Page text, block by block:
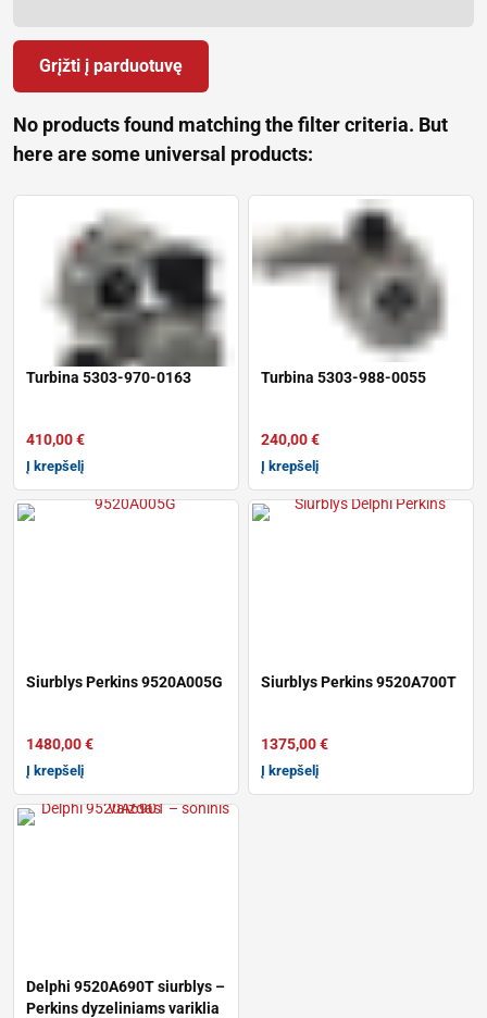
Grįžti į parduotuvę
No products found matching the filter criteria. But
here are some universal products:
Turbina 5303-970-0163
410,00€
Į krepšelį
Turbina 5303-988-0055
240,00€
Į krepšelį
Siurblys Perkins 9520A005G
1480,00€
Į krepšelį
Siurblys Perkins 9520A700T
1375,00€
Į krepšelį
Delphi 9520A690T siurblys –
Perkins dyzeliniams variklia